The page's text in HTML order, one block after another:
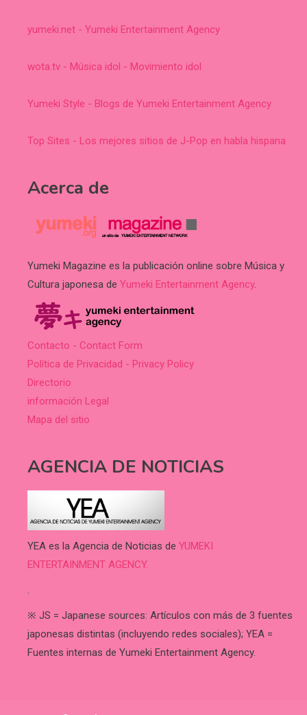
yumeki.net - Yumeki Entertainment Agency
wota.tv - Música idol - Movimiento idol
Yumeki Style - Blogs de Yumeki Entertainment Agency
Top Sites - Los mejores sitios de J-Pop en habla hispana
Acerca de
Yumeki Magazine es la publicación online sobre Música y
Cultura japonesa de Yumeki Entertainment Agency.
Contacto - Contact Form
Política de Privacidad - Privacy Policy
Directorio
información Legal
Mapa del sitio
AGENCIA DE NOTICIAS
YEA es la Agencia de Noticias de YUMEKI
ENTERTAINMENT AGENCY.
※ JS = Japanese sources: Artículos con más de 3 fuentes
japonesas distintas (incluyendo redes sociales); YEA =
Fuentes internas de Yumeki Entertainment Agency.